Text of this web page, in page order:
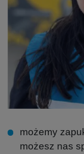
możemy
możesz nas